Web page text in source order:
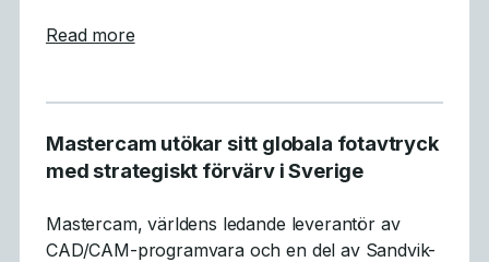
Read moreabout Mastercam® slutför förvärvet av
Mastercam utökar sitt globala fotavtryck
med strategiskt förvärv i Sverige
Mastercam, världens ledande leverantör av
CAD/CAM-programvara och en del av Sandvik-